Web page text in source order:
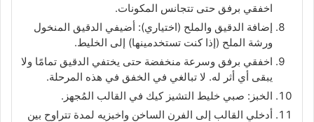
اخفقي برفق حتى تتجانس المكونات.
إضافة الدقيق والملح (اختياري): أضيفي الدقيق المنخول
ورشة الملح (إذا كنت تستخدمينها) إلى الخليط.
اخفقي برفق وسرعة منخفضة حتى يختفي الدقيق تمامًا ولا
يبقى أي أثر له. لا تبالغي في الخفق في هذه المرحلة.
الخبز: صبي خليط التشيز كيك في القالب المُجهز.
أدخلي القالب إلى الفرن الساخن واخبزيه لمدة تتراوح بين